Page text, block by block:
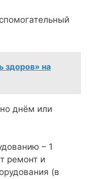
здоров» на
днём или
– 1
ремонт и
(в